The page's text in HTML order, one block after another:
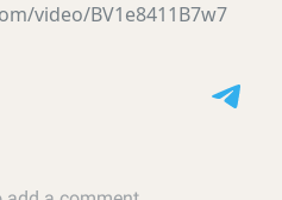
video/BV1e8411B7w7